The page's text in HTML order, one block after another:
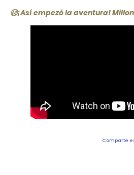
Ⓜ️¡Así empezó la aventura!
Comparte